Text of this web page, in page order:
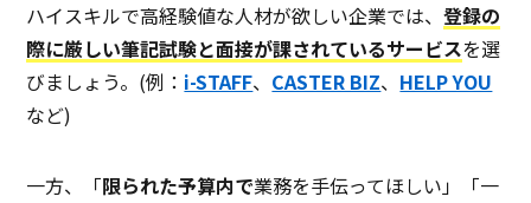
ハイスキルで高経験値な人材が欲しい企業では、登録の
際に厳しい筆記試験と面接が課されているサービスを選
びましょう。(例： i-STAFF、 CASTER BIZ、 HELP YOU
など)
一方、「限られた予算内で業務を手伝ってほしい」「一